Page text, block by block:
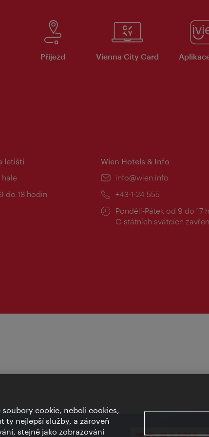
Příjezd Vienna City Card
letišti
do 18 hodin
Wien Hotels & Info
E-
info@wien.info
Telefon:
+43-1-24 555
Provozní
doba:
Pondělí-Pátek od 9 do 17
O státních svátcích
cookie, neboli cookies,
ty nejlepší služby, a zároveň
stejně jako zobrazování